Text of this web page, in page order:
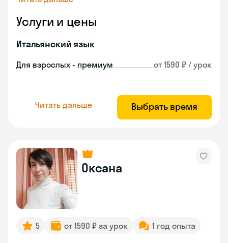
Услуги и цены
Итальянский язык
Для взрослых - премиум от 1590 ₽ / урок
Читать дальше Выбрать время
Оксана
5 от 1590 ₽ за урок 1 год опыта